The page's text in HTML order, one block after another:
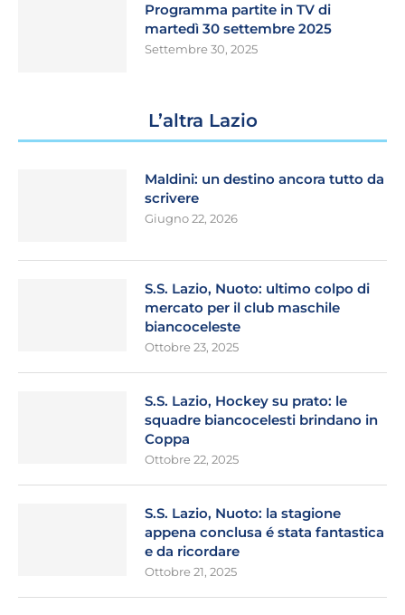
Programma partite in TV di
martedì 30 settembre 2025
Settembre 30, 2025
L’altra Lazio
Maldini: un destino ancora tutto da
scrivere
Giugno 22, 2026
S.S. Lazio, Nuoto: ultimo colpo di
mercato per il club maschile
biancoceleste
Ottobre 23, 2025
S.S. Lazio, Hockey su prato: le
squadre biancocelesti brindano in
Coppa
Ottobre 22, 2025
S.S. Lazio, Nuoto: la stagione
appena conclusa é stata fantastica
e da ricordare
Ottobre 21, 2025